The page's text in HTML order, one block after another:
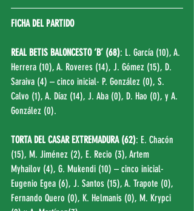
FICHA DEL PARTIDO
REAL BETIS BALONCESTO ‘B’ (68): L. García (10), A.
Herrera (10), A. Roveres (14), J. Gómez (15), D.
Saraiva (4) – cinco inicial- P. González (0), S.
Calvo (1), A. Díaz (14), J. Aba (0), D. Hao (0), y A.
González (0).
TORTA DEL CASAR EXTREMADURA (62): E. Chacón
(15), M. Jiménez (2), E. Recio (3), Artem
Myhailov (4), G. Mukendi (10) – cinco inicial-
Eugenio Egea (6), J. Santos (15), A. Trapote (0),
Fernando Quero (0), K. Helmanis (0), M. Krypci